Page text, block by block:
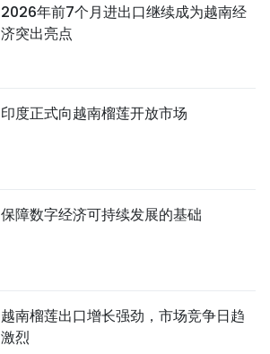
2026年前7个月进出口继续成为越南经
济突出亮点
印度正式向越南榴莲开放市场
保障数字经济可持续发展的基础
越南榴莲出口增长强劲，市场竞争日趋
激烈